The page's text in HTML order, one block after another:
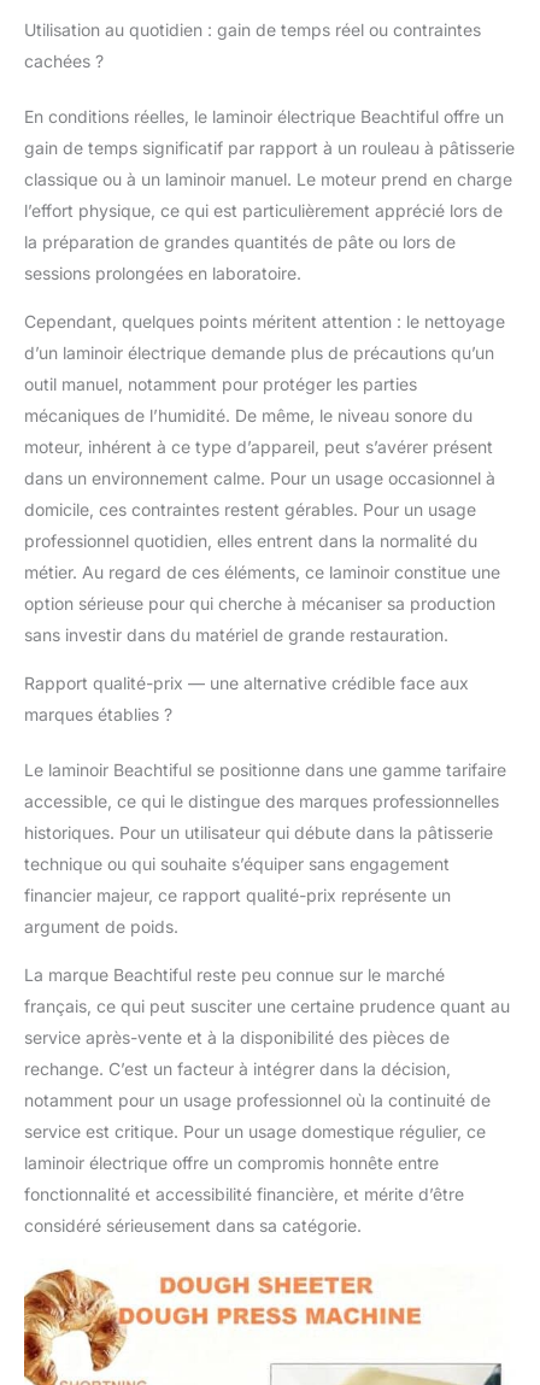
qui permet de
différentes pâtes en
termes d'épaisseur de
cuisson optimale à
chaque cuisson.
【Nettoyage facile et
durable】 Ce laminoir à
de plaques de
pressage double face
en PP écologique,
antiadhésif et non
toxique, ce qui le rend
adapté à tous les types
de pâtes. Léger et
technologie de
moulage intégrée et est
composé d'une partie
principale en acier
démonter, entièrement
lavable, durable et
non seulement pour
laminer la pâte, comme
les croissants, le pain
pâte feuilletée, mais
aussi pour la pâte à
pudding, la pâte à
biscuits, la pâte à
spaghetti, pour
répondre à vos
multiples besoins
culinaires, la machine à
rouler la pâte manuelle
DIY avec épaisseur
réglable est très
populaire pour un
usage domestique et
Utilisation au quotidien : gain de temps réel ou contraintes
cachées ?
En conditions réelles, le laminoir électrique Beachtiful offre un
gain de temps significatif par rapport à un rouleau à pâtisserie
classique ou à un laminoir manuel. Le moteur prend en charge
l’effort physique, ce qui est particulièrement apprécié lors de
la préparation de grandes quantités de pâte ou lors de
sessions prolongées en laboratoire.
Cependant, quelques points méritent attention : le nettoyage
d’un laminoir électrique demande plus de précautions qu’un
outil manuel, notamment pour protéger les parties
mécaniques de l’humidité. De même, le niveau sonore du
moteur, inhérent à ce type d’appareil, peut s’avérer présent
dans un environnement calme. Pour un usage occasionnel à
domicile, ces contraintes restent gérables. Pour un usage
professionnel quotidien, elles entrent dans la normalité du
métier. Au regard de ces éléments, ce laminoir constitue une
option sérieuse pour qui cherche à mécaniser sa production
sans investir dans du matériel de grande restauration.
Rapport qualité-prix — une alternative crédible face aux
marques établies ?
Le laminoir Beachtiful se positionne dans une gamme tarifaire
accessible, ce qui le distingue des marques professionnelles
historiques. Pour un utilisateur qui débute dans la pâtisserie
technique ou qui souhaite s’équiper sans engagement
financier majeur, ce rapport qualité-prix représente un
argument de poids.
La marque Beachtiful reste peu connue sur le marché
français, ce qui peut susciter une certaine prudence quant au
service après-vente et à la disponibilité des pièces de
rechange. C’est un facteur à intégrer dans la décision,
notamment pour un usage professionnel où la continuité de
service est critique. Pour un usage domestique régulier, ce
laminoir électrique offre un compromis honnête entre
fonctionnalité et accessibilité financière, et mérite d’être
considéré sérieusement dans sa catégorie.